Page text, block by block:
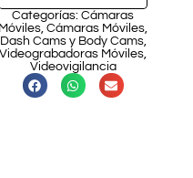
Categorías: Cámaras
Móviles, Cámaras Móviles,
Dash Cams y Body Cams,
Videograbadoras Móviles,
Videovigilancia